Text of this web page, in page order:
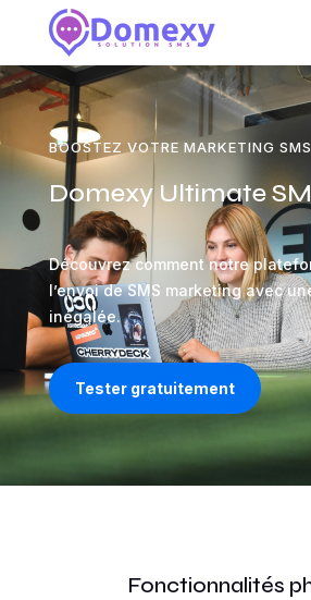
BOOSTEZ VOTRE MARKETING SMS
Domexy Ultimate
Découvrez comment notre
l’envoi de SMS marketing avec
inégalée.
Tester gratuitement
Fonctionnalités